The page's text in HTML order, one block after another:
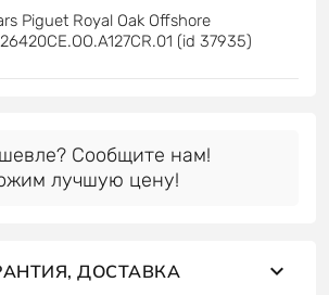
Piguet Royal Oak Offshore
(id 37935)
Сообщите нам!
лучшую цену!
ДОСТАВКА